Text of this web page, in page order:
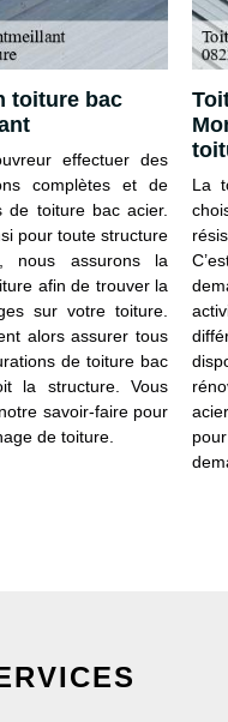
toiture bac
effectuer des
complètes et de
de toiture bac acier.
pour toute structure
nous assurons la
afin de trouver la
sur votre toiture.
alors assurer tous
de toiture bac
la structure. Vous
savoir-faire pour
de toiture.
La